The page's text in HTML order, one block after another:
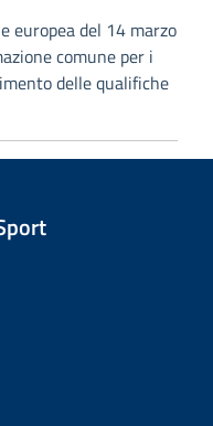
europea del 14 marzo
comune per i
delle qualifiche